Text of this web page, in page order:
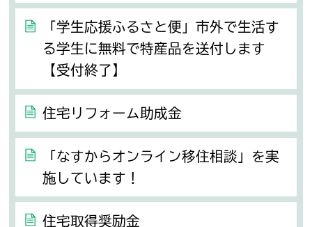
「学生応援ふるさと便」市外で生活す
る学生に無料で特産品を送付します
【受付終了】
住宅リフォーム助成金
「なすからオンライン移住相談」を実
施しています！
住宅取得奨励金